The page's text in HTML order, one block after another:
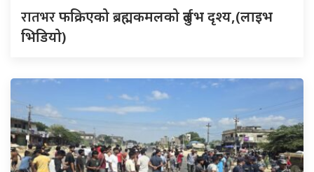
रातभरफक्रिएको ब्रह्मकमलको दुर्लभ दृश्य,(लाइभ
भिडियो)